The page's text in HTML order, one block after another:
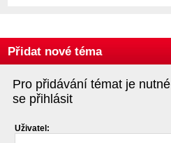
Přidat nové téma
Pro přidávání témat je nutné
se přihlásit
Uživatel: